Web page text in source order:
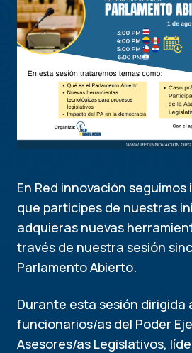
En Red innovación
que participes de nuestras
adquieras nuevas
través de nuestra sesión
Parlamento Abierto.
Durante esta sesión dirigida
funcionarios/as del Poder
Asesores/as Legislativos,